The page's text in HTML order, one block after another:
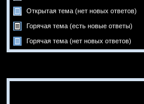
Открытая тема (нет новых ответов)
Горячая тема (есть новые ответы)
Горячая тема (нет новых ответов)